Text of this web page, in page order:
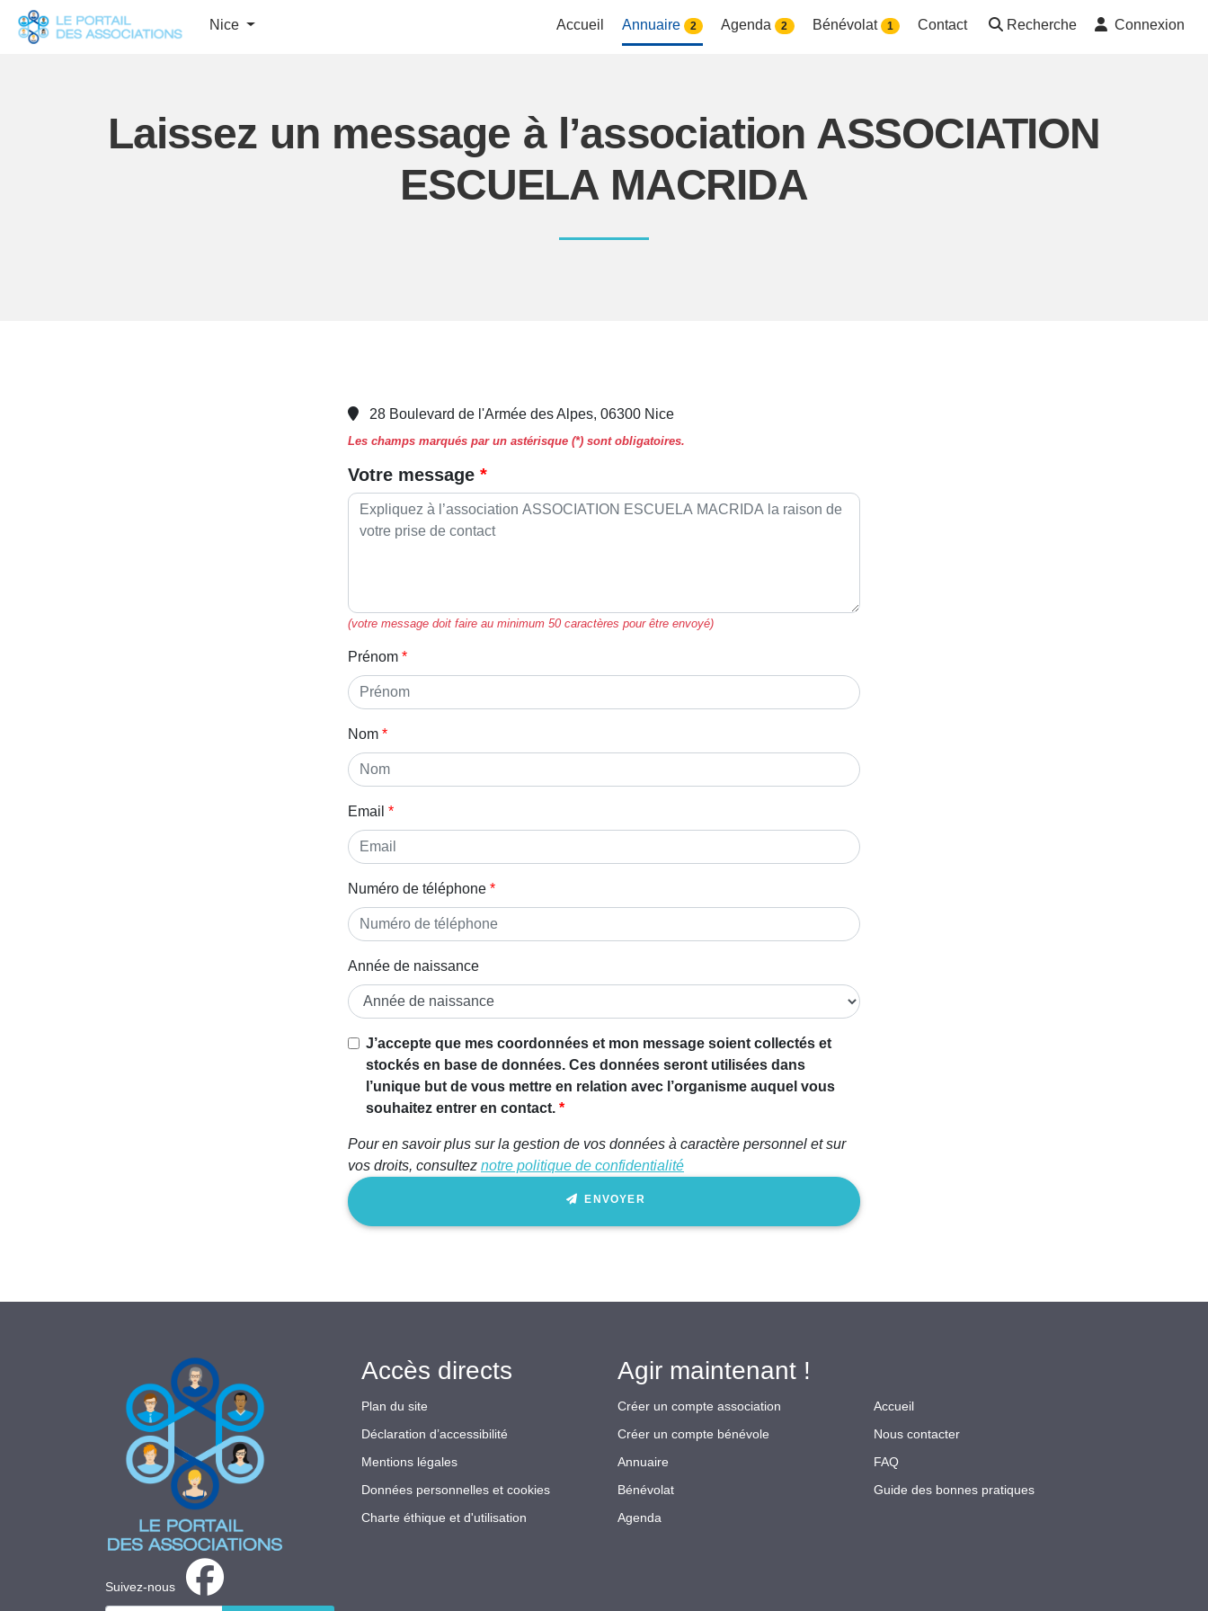
Nice Accueil Annuaire 2 Agenda 2 Bénévolat 1 Contact Recherche Connexion
Laissez un message à l’association ASSOCIATION
ESCUELA MACRIDA
28 Boulevard de l'Armée des Alpes, 06300 Nice
Les champs marqués par un astérisque (*) sont obligatoires.
Votre message
(votre message doit faire au minimum 50 caractères pour être envoyé)
Prénom
Nom
Email
Numéro de téléphone
Année de naissance
Si vous
êtes un
être
humain,
ce
champ
J’accepte que mes coordonnées et mon message soient collectés et
stockés en base de données. Ces données seront utilisées dans
l’unique but de vous mettre en relation avec l’organisme auquel vous
souhaitez entrer en contact.
Pour en savoir plus sur la gestion de vos données à caractère personnel et sur
vos droits, consultez notre politique de confidentialité
ENVOYER
Suivez-nous
Accès directs
Plan du site
Déclaration d’accessibilité
Mentions légales
Données personnelles et cookies
Charte éthique et d'utilisation
Agir maintenant !
Créer un compte association
Créer un compte bénévole
Annuaire
Bénévolat
Agenda
Accueil
Nous contacter
FAQ
Guide des bonnes pratiques
Panneau de gestion des cookies